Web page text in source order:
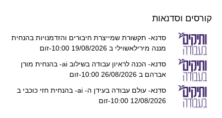
קורסים וסדנאות
סדנא- תקשורת שמייצרת חיבורים והזדמנויות בהנחית
מננה מירילאשוילי ב 19/08/2026 10:00-זום
סדנא- הכנה לראיון עבודה בשילוב ai- בהנחית מורן
אברהם ב 26/08/2026 10:00-זום
סדנא- עולם עבודה בעידן ה- ai- בהנחית חזי כוכבי ב
12/08/2026 10:00-זום